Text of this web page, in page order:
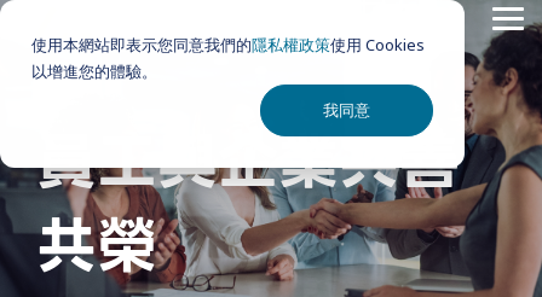
使用本網站即表示您同意我們的隱私權政策使用 Cookies
以增進您的體驗。
我同意
Skip
main
員工與企業共善
共榮